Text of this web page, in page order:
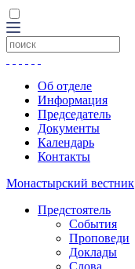
Об отделе
Информация
Председатель
Документы
Календарь
Контакты
Монастырский вестник
Предстоятель
События
Проповеди
Доклады
Слова